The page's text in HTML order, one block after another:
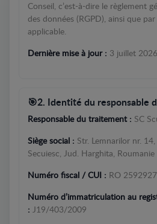
Conseil, c’est-à-dire le règlement
des données (RGPD), ainsi que
applicable.
Dernière mise à jour : 3 juillet
2. Identité du responsable
Responsable du traitement : SC
Siège social : Str. Lemnarilor nr.
Secuiesc, Jud. Harghita, Roumanie
Numéro fiscal / CUI : RO
Numéro d’immatriculation au
: J19/403/2009